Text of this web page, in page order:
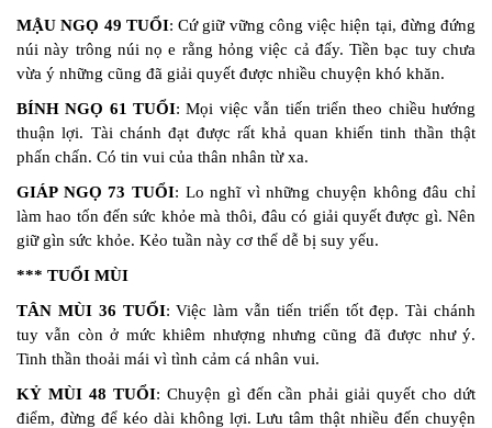
MẬU NGỌ 49 TUỔI: Cứ giữ vững công việc hiện tại, đừng đứng
núi này trông núi nọ e rằng hỏng việc cả đấy. Tiền bạc tuy chưa
vừa ý những cũng đã giải quyết được nhiều chuyện khó khăn.
BÍNH NGỌ 61 TUỔI: Mọi việc vẫn tiến triển theo chiều hướng
thuận lợi. Tài chánh đạt được rất khả quan khiến tinh thần thật
phấn chấn. Có tin vui của thân nhân từ xa.
GIÁP NGỌ 73 TUỔI: Lo nghĩ vì những chuyện không đâu chỉ
làm hao tốn đến sức khỏe mà thôi, đâu có giải quyết được gì. Nên
giữ gìn sức khỏe. Kẻo tuần này cơ thể dễ bị suy yếu.
*** TUỔI MÙI
TÂN MÙI 36 TUỔI: Việc làm vẫn tiến triển tốt đẹp. Tài chánh
tuy vẫn còn ở mức khiêm nhượng nhưng cũng đã được như ý.
Tinh thần thoải mái vì tình cảm cá nhân vui.
KỶ MÙI 48 TUỔI: Chuyện gì đến cần phải giải quyết cho dứt
điểm, đừng để kéo dài không lợi. Lưu tâm thật nhiều đến chuyện